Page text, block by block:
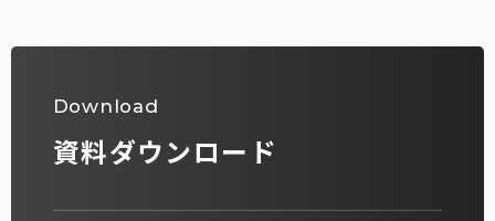
Download
資料ダウンロード